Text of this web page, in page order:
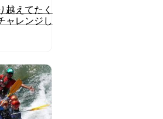
越えてたく
ャレンジし